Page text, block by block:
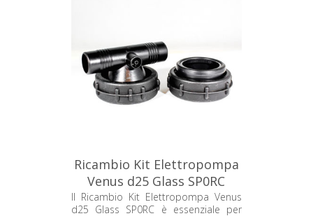
Ricambio Kit Elettropompa
Venus d25 Glass SP0RC
Il Ricambio Kit Elettropompa Venus
d25 Glass SP0RC è essenziale per